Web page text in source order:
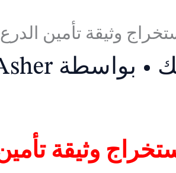
وثيقة تأمين
• بواسطة
وثيقة